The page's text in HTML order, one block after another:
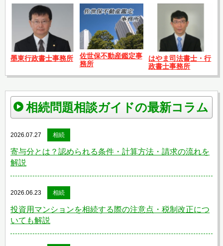
墨東行政書士事務所
佐世保不動産鑑定事
務所
はやま司法書士・行
政書士事務所
相続問題相談ガイドの最新コラム
2026.07.27 相続
寄与分とは？認められる条件・計算方法・請求の流れを
解説
2026.06.23 相続
投資用マンションを相続する際の注意点・税制改正につ
いても解説